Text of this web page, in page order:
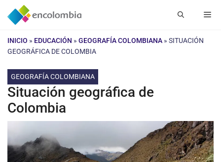
Saltar
INICIO » EDUCACIÓN » GEOGRAFÍA COLOMBIANA » SITUACIÓN
GEOGRÁFICA DE COLOMBIA
GEOGRAFÍA COLOMBIANA
Situación geográfica de
Colombia